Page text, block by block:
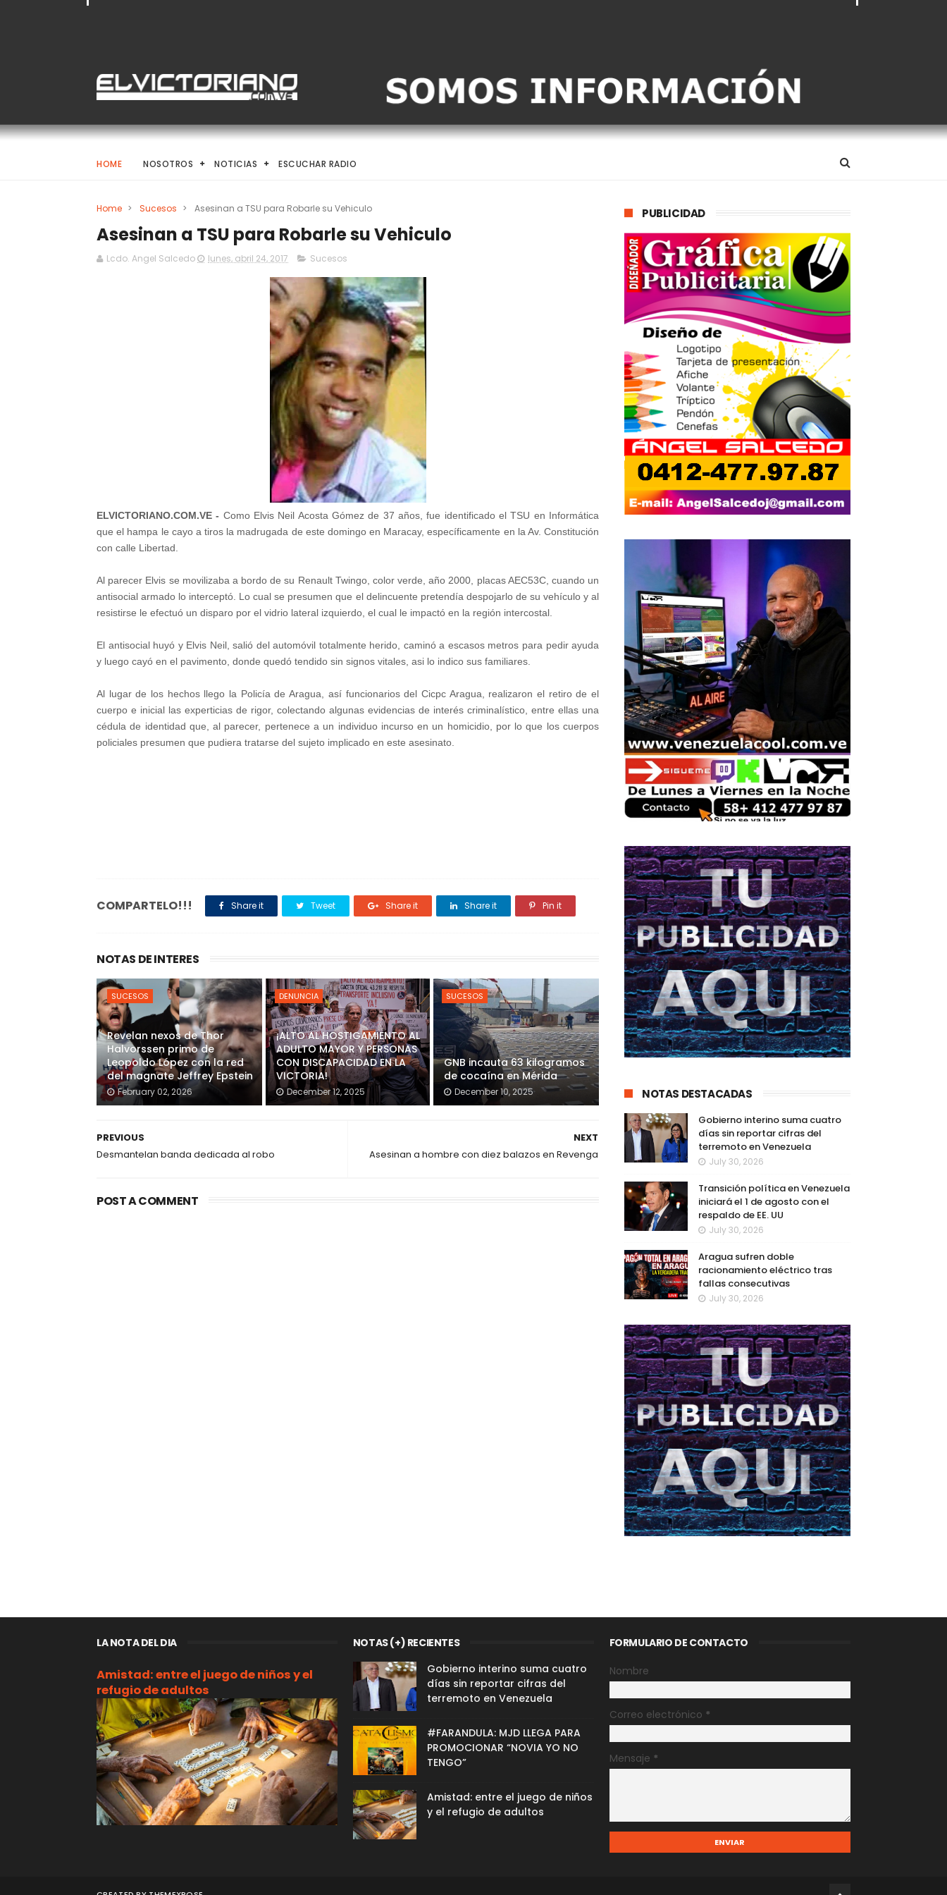
HOME NOSOTROS NOTICIAS ESCUCHAR RADIO
Home > Sucesos > Asesinan a TSU para Robarle su Vehiculo
Asesinan a TSU para Robarle su Vehiculo
Lcdo. Angel Salcedo lunes, abril 24, 2017 Sucesos
ELVICTORIANO.COM.VE - Como Elvis Neil Acosta Gómez de 37 años, fue identificado el TSU en Informática
que el hampa le cayo a tiros la madrugada de este domingo en Maracay, específicamente en la Av. Constitución
con calle Libertad.
Al parecer Elvis se movilizaba a bordo de su Renault Twingo, color verde, año 2000, placas AEC53C, cuando un
antisocial armado lo interceptó. Lo cual se presumen que el delincuente pretendía despojarlo de su vehículo y al
resistirse le efectuó un disparo por el vidrio lateral izquierdo, el cual le impactó en la región intercostal.
El antisocial huyó y Elvis Neil, salió del automóvil totalmente herido, caminó a escasos metros para pedir ayuda
y luego cayó en el pavimento, donde quedó tendido sin signos vitales, asi lo indico sus familiares.
Al lugar de los hechos llego la Policía de Aragua, así funcionarios del Cicpc Aragua, realizaron el retiro de el
cuerpo e inicial las experticias de rigor, colectando algunas evidencias de interés criminalístico, entre ellas una
cédula de identidad que, al parecer, pertenece a un individuo incurso en un homicidio, por lo que los cuerpos
policiales presumen que pudiera tratarse del sujeto implicado en este asesinato.
COMPARTELO!!! Share it Tweet Share it Share it Pin it
NOTAS DE INTERES
SUCESOS
Revelan nexos de Thor
Halvorssen primo de
Leopoldo López con la red
del magnate Jeffrey Epstein
February 02, 2026
DENUNCIA
¡ALTO AL HOSTIGAMIENTO AL
ADULTO MAYOR Y PERSONAS
CON DISCAPACIDAD EN LA
VICTORIA!
December 12, 2025
SUCESOS
GNB incauta 63 kilogramos
de cocaína en Mérida
December 10, 2025
NEXT
Asesinan a hombre con diez balazos en Revenga
PREVIOUS
Desmantelan banda dedicada al robo
POST A COMMENT
PUBLICIDAD
NOTAS DESTACADAS
Gobierno interino suma cuatro
días sin reportar cifras del
terremoto en Venezuela
July 30, 2026
Transición política en Venezuela
iniciará el 1 de agosto con el
respaldo de EE. UU
July 30, 2026
Aragua sufren doble
racionamiento eléctrico tras
fallas consecutivas
July 30, 2026
LA NOTA DEL DIA
Amistad: entre el juego de niños y el
refugio de adultos
NOTAS (+) RECIENTES
Gobierno interino suma cuatro
días sin reportar cifras del
terremoto en Venezuela
#FARANDULA: MJD LLEGA PARA
PROMOCIONAR “NOVIA YO NO
TENGO”
Amistad: entre el juego de niños
y el refugio de adultos
FORMULARIO DE CONTACTO
Nombre
Correo electrónico *
Mensaje *